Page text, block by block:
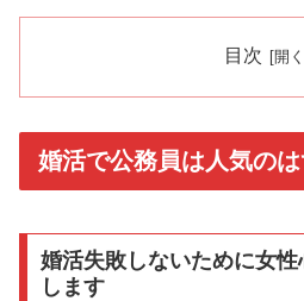
目次
婚活で公務員は人気の
婚活失敗しないために女
します